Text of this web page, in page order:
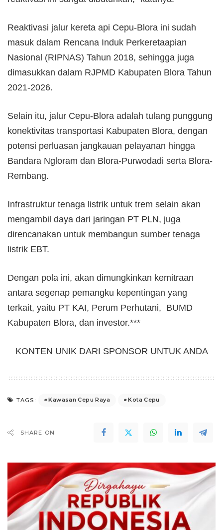
Reaktivasi jalur kereta api Cepu-Blora ini sudah
masuk dalam Rencana Induk Perkeretaapian
Nasional (RIPNAS) Tahun 2018, sehingga juga
dimasukkan dalam RJPMD Kabupaten Blora Tahun
2021-2026.
Selain itu, jalur Cepu-Blora adalah tulang punggung
konektivitas transportasi Kabupaten Blora, dengan
potensi perluasan jangkauan pelayanan hingga
Bandara Ngloram dan Blora-Purwodadi serta Blora-
Rembang.
Infrastruktur tenaga listrik untuk trem selain akan
mengambil daya dari jaringan PT PLN, juga
direncanakan untuk membangun sumber tenaga
listrik EBT.
Dengan pola ini, akan dimungkinkan kemitraan
antara segenap pemangku kepentingan yang
terkait, yaitu PT KAI, Perum Perhutani, BUMD
Kabupaten Blora, dan investor.***
KONTEN UNIK DARI SPONSOR UNTUK ANDA
TAGS: Kawasan Cepu Raya Kota Cepu
SHARE ON